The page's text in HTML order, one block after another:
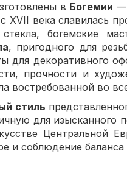
в Богемии —
XVII века славилась
стекла, богемские
, пригодного для
для декоративного
прочности и
востребованной во
стиль
для изысканного
Центральной
и соблюдение